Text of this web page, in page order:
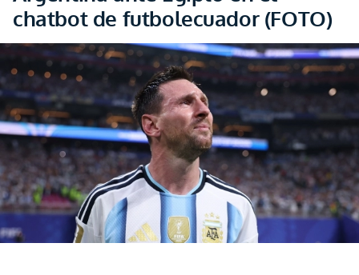
chatbot de futbolecuador (FOTO)